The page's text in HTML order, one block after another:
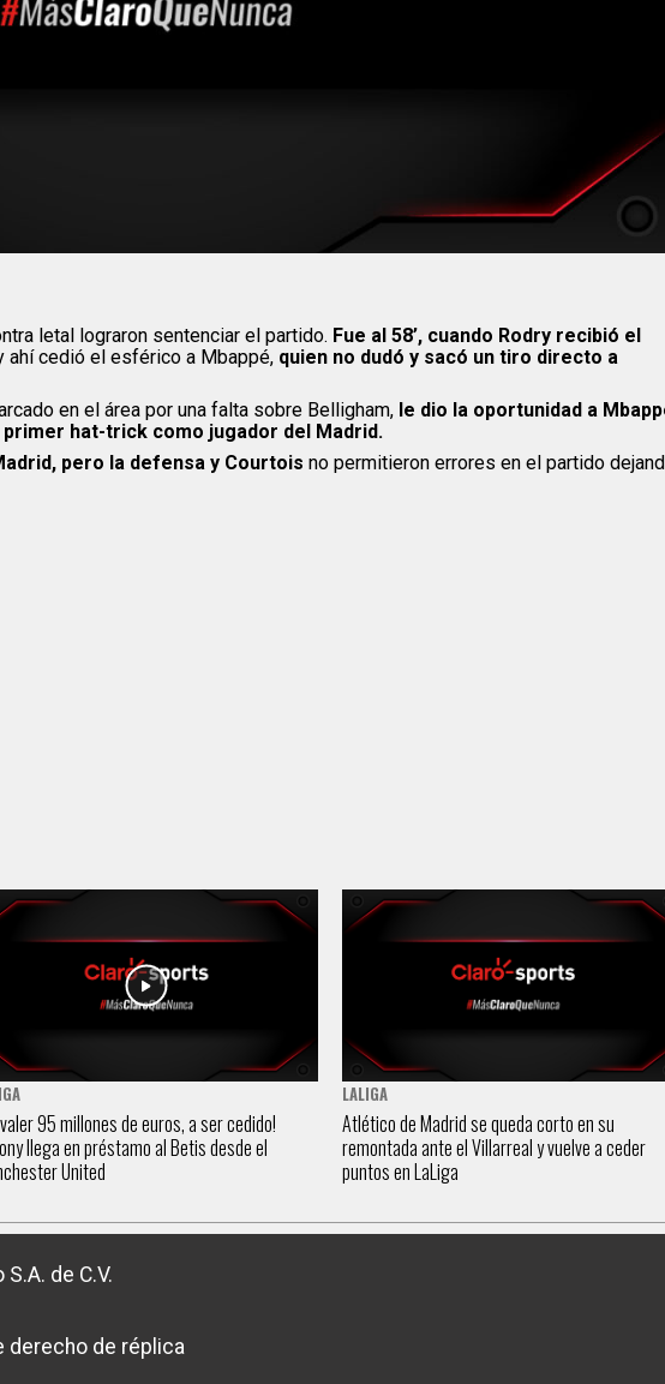
letal lograron sentenciar el partido. Fue al 58’, cuando Rodry recibió el
ahí cedió el esférico a Mbappé, quien no dudó y sacó un tiro directo a
en el área por una falta sobre Belligham, le dio la oportunidad a
primer hat-trick como jugador del Madrid.
pero la defensa y Courtois no permitieron errores en el partido
valer 95 millones de euros, a ser cedido!
llega en préstamo al Betis desde el
United
LALIGA
Atlético de Madrid se queda corto en su
remontada ante el Villarreal y vuelve a ceder
puntos en LaLiga
de C.V.
derecho de réplica